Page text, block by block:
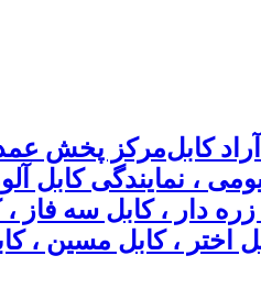
مرکز پخش عمده
، نمایندگی
دار ، کابل سه
اختر ، کابل مسین ،